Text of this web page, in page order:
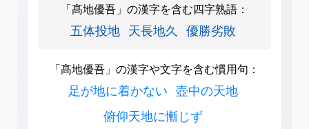
「髙地優吾」の漢字を含む四字熟語：
五体投地 天長地久 優勝劣敗
「髙地優吾」の漢字や文字を含む慣用句：
足が地に着かない 壺中の天地
俯仰天地に慚じず